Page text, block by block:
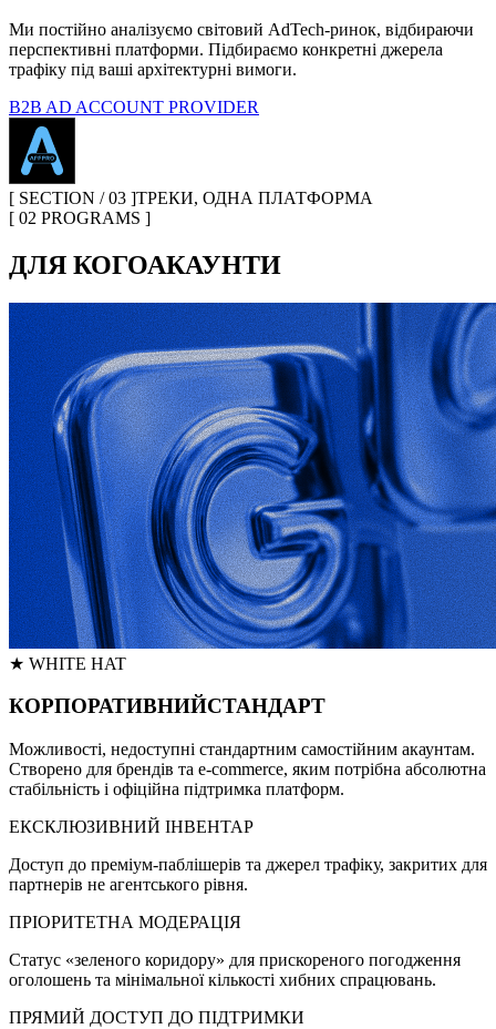
Ми постійно аналізуємо світовий AdTech-ринок, відбираючи
перспективні платформи. Підбираємо конкретні джерела
трафіку під ваші архітектурні вимоги.
B2B AD ACCOUNT PROVIDER
[ SECTION / 03 ]ТРЕКИ, ОДНА ПЛАТФОРМА
[ 02 PROGRAMS ]
ДЛЯ КОГОАКАУНТИ
★ WHITE HAT
КОРПОРАТИВНИЙСТАНДАРТ
Можливості, недоступні стандартним самостійним акаунтам.
Створено для брендів та e-commerce, яким потрібна абсолютна
стабільність і офіційна підтримка платформ.
ЕКСКЛЮЗИВНИЙ ІНВЕНТАР
Доступ до преміум-паблішерів та джерел трафіку, закритих для
партнерів не агентського рівня.
ПРІОРИТЕТНА МОДЕРАЦІЯ
Статус «зеленого коридору» для прискореного погодження
оголошень та мінімальної кількості хибних спрацювань.
ПРЯМИЙ ДОСТУП ДО ПІДТРИМКИ